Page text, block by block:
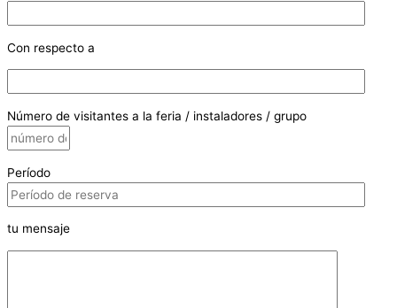
Con respecto a
Número de visitantes a la feria / instaladores / grupo
Período
tu mensaje